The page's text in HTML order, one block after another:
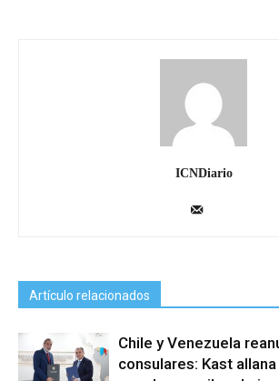
ICNDiario
Artículo relacionados
Chile y Venezuela
consulares: Kast